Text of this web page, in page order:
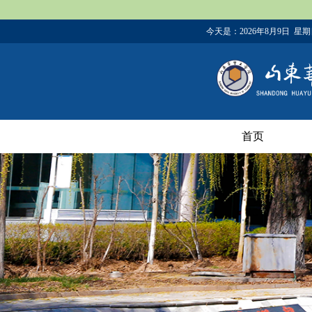
今天是： 2026年8月9日 星
首页